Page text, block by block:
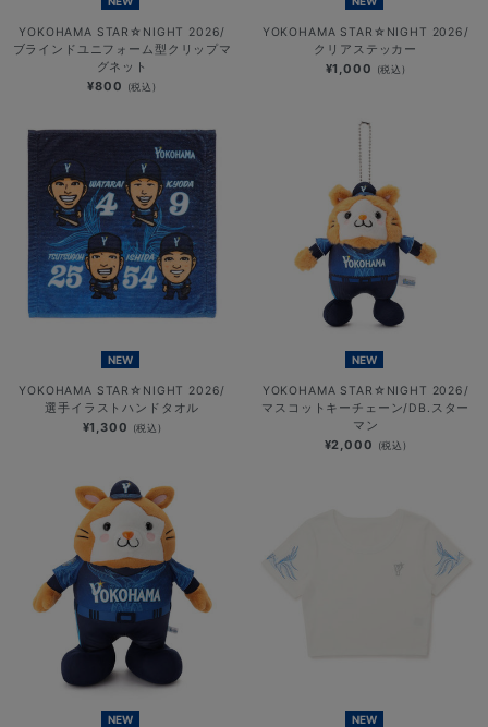
YOKOHAMA STAR☆NIGHT 2026/
ブラインドユニフォーム型クリップマ
グネット
¥800 (税込)
YOKOHAMA STAR☆NIGHT 2026/
クリアステッカー
¥1,000 (税込)
NEW
YOKOHAMA STAR☆NIGHT 2026/
選手イラストハンドタオル
¥1,300 (税込)
NEW
YOKOHAMA STAR☆NIGHT 2026/
マスコットキーチェーン/DB.スター
マン
¥2,000 (税込)
NEW NEW